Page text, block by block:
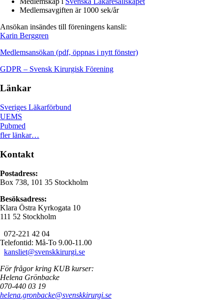
Medlemsavgiften är 1000 sek/år
Ansökan insändes till föreningens kansli:
Karin Berggren
Medlemsansökan (pdf, öppnas i nytt fönster)
GDPR – Svensk Kirurgisk Förening
Länkar
Sveriges Läkarförbund
UEMS
Pubmed
fler länkar…
Kontakt
Postadress:
Box 738, 101 35 Stockholm
Besöksadress:
Klara Östra Kyrkogata 10
111 52 Stockholm
072-221 42 04
Telefontid: Må-To 9.00-11.00
kansliet@svenskkirurgi.se
För frågor kring KUB kurser:
Helena Grönbacke
070-440 03 19
helena.gronbacke@svenskkirurgi.se